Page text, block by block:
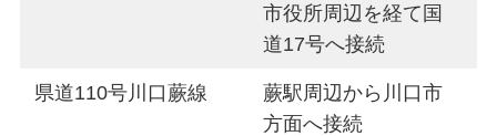
市役所周辺を経て国
道17号へ接続
県道110号川口蕨線
蕨駅周辺から川口市
方面へ接続